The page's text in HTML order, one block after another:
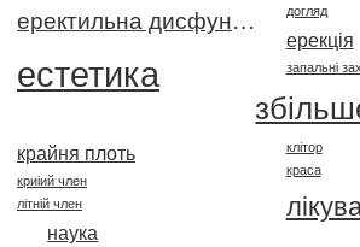
догляд
еректильна дисфункція
ерекція
естетика запальні
клітор
крайня плоть
краса
криіий член
літній член
наука